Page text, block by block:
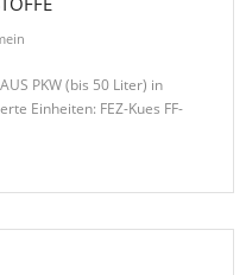
PKW (bis 50 Liter) in
Einheiten: FEZ-Kues FF-